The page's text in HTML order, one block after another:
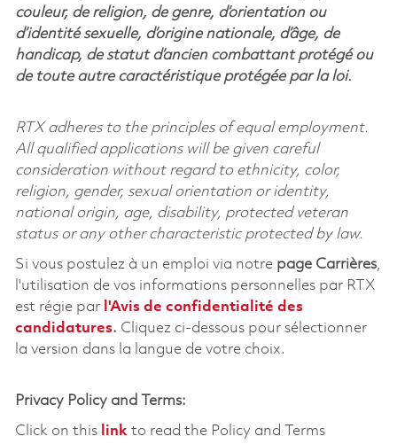
couleur, de religion, de genre, d’orientation ou
d’identité sexuelle, d’origine nationale, d’âge, de
handicap, de statut d’ancien combattant protégé ou
de toute autre caractéristique protégée par la loi.
RTX adheres to the principles of equal employment.
All qualified applications will be given careful
consideration without regard to ethnicity, color,
religion, gender, sexual orientation or identity,
national origin, age, disability, protected veteran
status or any other characteristic protected by law.
Si vous postulez à un emploi via notre page Carrières,
l'utilisation de vos informations personnelles par RTX
est régie par l'Avis de confidentialité des
candidatures. Cliquez ci-dessous pour sélectionner
la version dans la langue de votre choix.
Privacy Policy and Terms:
Click on this linkto read the Policy and Terms